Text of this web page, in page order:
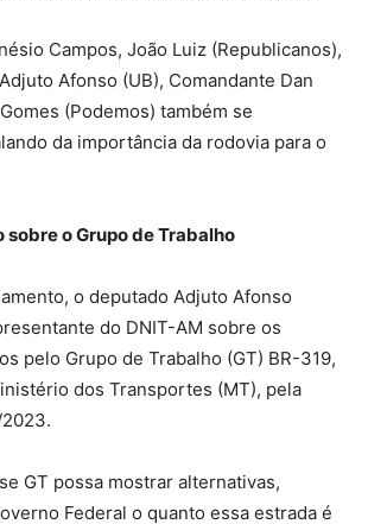
Campos, João Luiz (Republicanos),
Afonso (UB), Comandante Dan
(Podemos) também se
da importância da rodovia para o
o Grupo de Trabalho
o deputado Adjuto Afonso
do DNIT-AM sobre os
pelo Grupo de Trabalho (GT) BR-319,
dos Transportes (MT), pela
2023.
GT possa mostrar alternativas,
Federal o quanto essa estrada é